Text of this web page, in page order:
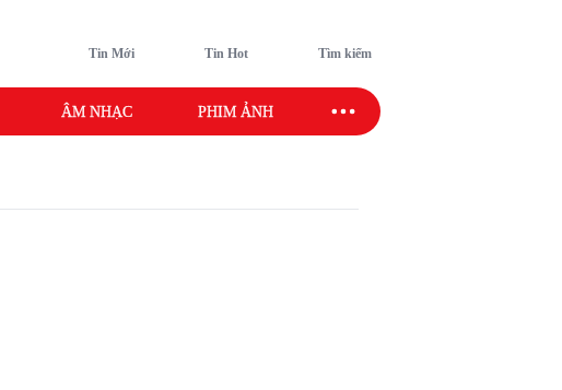
Tin Mới Tin Hot Tìm kiếm
ÂM NHẠC PHIM ẢNH SAO SPORT